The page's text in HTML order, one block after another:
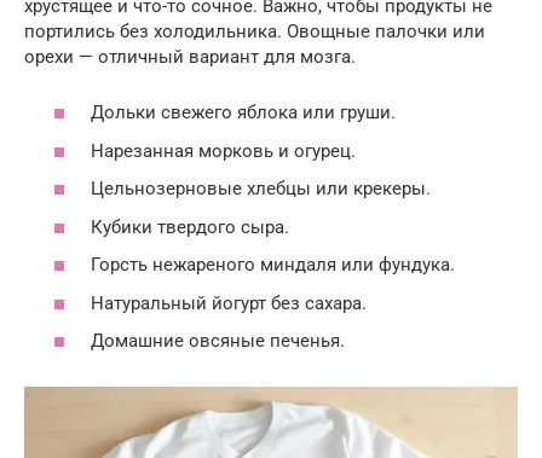
хрустящее и что-то сочное. Важно, чтобы продукты не
портились без холодильника. Овощные палочки или
орехи — отличный вариант для мозга.
Дольки свежего яблока или груши.
Нарезанная морковь и огурец.
Цельнозерновые хлебцы или крекеры.
Кубики твердого сыра.
Горсть нежареного миндаля или фундука.
Натуральный йогурт без сахара.
Домашние овсяные печенья.